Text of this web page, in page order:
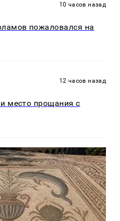
10 часов назад
пожаловался на
12 часов назад
место прощания с